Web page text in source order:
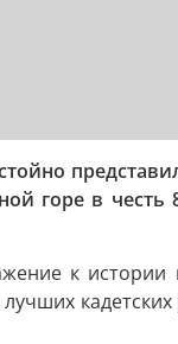
горе в
к